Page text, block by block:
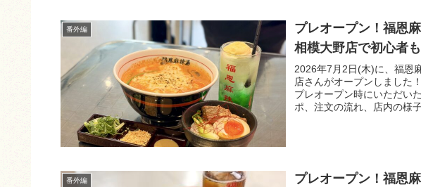
番外編
プレオープン！福恩
相模大野店で初心者
2026年7月2日(木)に、福恩
店さんがオープンしました
プレオープン時にいただい
ポ、注文の流れ、店内の様
番外編
プレオープン！福恩